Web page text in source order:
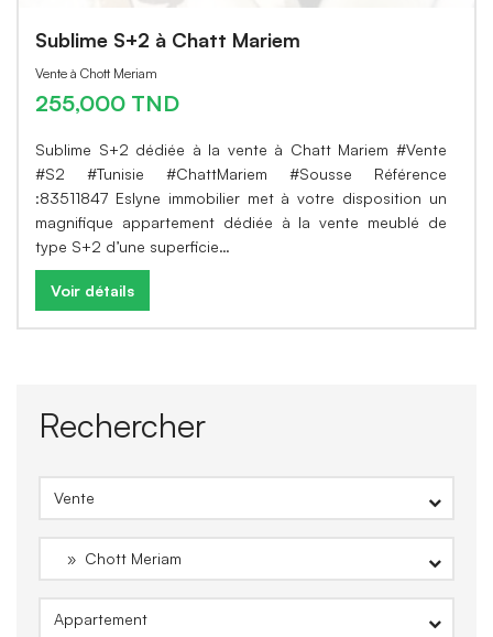
Sublime S+2 à Chatt Mariem
Vente à Chott Meriam
255,000 TND
Sublime S+2 dédiée à la vente à Chatt Mariem #Vente
#S2 #Tunisie #ChattMariem #Sousse Référence
:83511847 Eslyne immobilier met à votre disposition un
magnifique appartement dédiée à la vente meublé de
type S+2 d’une superficie…
Voir détails
Rechercher